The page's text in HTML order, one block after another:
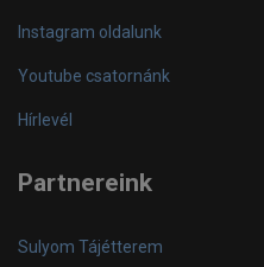
Instagram oldalunk
Youtube csatornánk
Hírlevél
Partnereink
Sulyom Tájétterem